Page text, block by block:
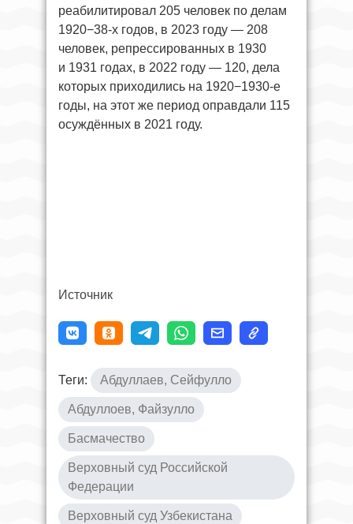
реабилитировал 205 человек по делам
1920−38-х годов, в 2023 году — 208
человек, репрессированных в 1930
и 1931 годах, в 2022 году — 120, дела
которых приходились на 1920−1930-е
годы, на этот же период оправдали 115
осуждённых в 2021 году.
Источник
Теги: Абдуллаев, Сейфулло
Абдуллоев, Файзулло
Басмачество
Верховный суд Российской
Федерации
Верховный суд Узбекистана